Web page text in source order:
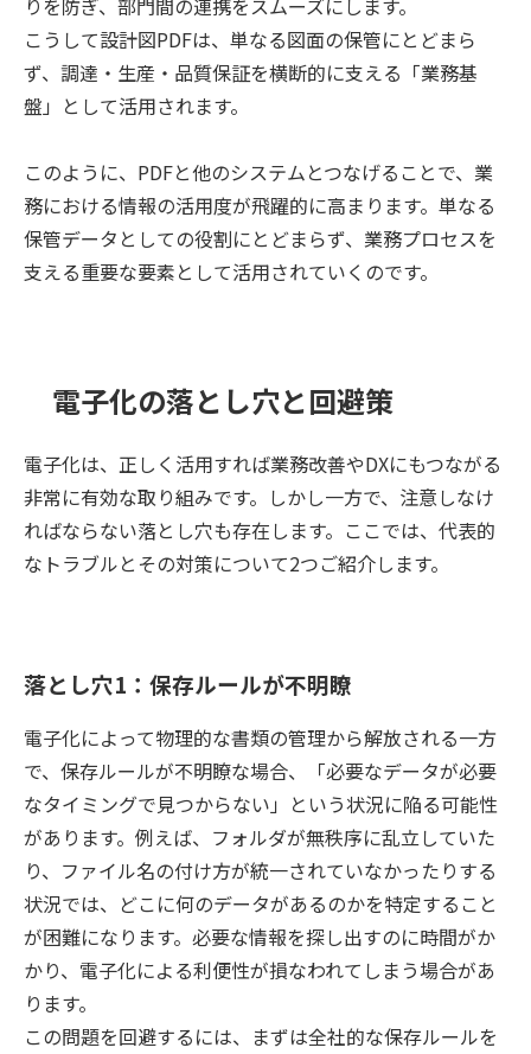
りを防ぎ、部門間の連携をスムーズにします。
こうして設計図PDFは、単なる図面の保管にとどまら
ず、調達・生産・品質保証を横断的に支える「業務基
盤」として活用されます。
このように、PDFと他のシステムとつなげることで、業
務における情報の活用度が飛躍的に高まります。単なる
保管データとしての役割にとどまらず、業務プロセスを
支える重要な要素として活用されていくのです。
電子化の落とし穴と回避策
電子化は、正しく活用すれば業務改善やDXにもつながる
非常に有効な取り組みです。しかし一方で、注意しなけ
ればならない落とし穴も存在します。ここでは、代表的
なトラブルとその対策について2つご紹介します。
落とし穴1：保存ルールが不明瞭
電子化によって物理的な書類の管理から解放される一方
で、保存ルールが不明瞭な場合、「必要なデータが必要
なタイミングで見つからない」という状況に陥る可能性
があります。例えば、フォルダが無秩序に乱立していた
り、ファイル名の付け方が統一されていなかったりする
状況では、どこに何のデータがあるのかを特定すること
が困難になります。必要な情報を探し出すのに時間がか
かり、電子化による利便性が損なわれてしまう場合があ
ります。
この問題を回避するには、まずは全社的な保存ルールを